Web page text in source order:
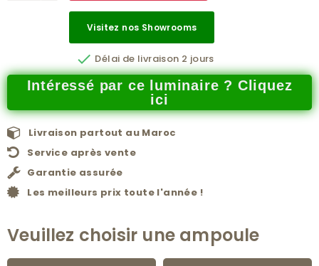
Visitez nos Showrooms
 Délai de livraison 2 jours
Intéressé par ce luminaire ? Cliquez
ici
Livraison partout au Maroc
Service après vente
Garantie assurée
Les meilleurs prix toute l'année !
Veuillez choisir une ampoule